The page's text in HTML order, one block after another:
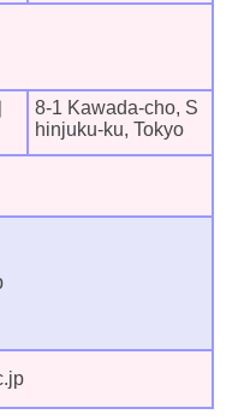
8-1 Kawada-cho, S
hinjuku-ku, Tokyo